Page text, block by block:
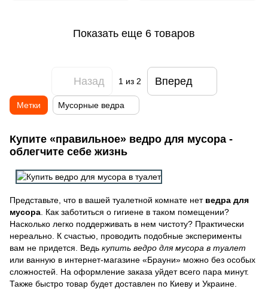
Показать еще 6 товаров
Назад 1из 2 Вперед
Купите «правильное» ведро для мусора -
облегчите себе жизнь
Представьте, что в вашей туалетной комнате нет ведра для
мусора . Как заботиться о гигиене в таком помещении?
Насколько легко поддерживать в нем чистоту? Практически
нереально. К счастью, проводить подобные эксперименты
вам не придется. Ведь купить ведро для мусора в туалет
или ванную в интернет-магазине «Брауни» можно без особых
сложностей. На оформление заказа уйдет всего пара минут.
Также быстро товар будет доставлен по Киеву и Украине.
Метки Мусорные ведра